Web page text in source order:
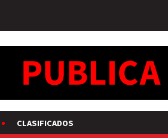
CLASIFICADOS